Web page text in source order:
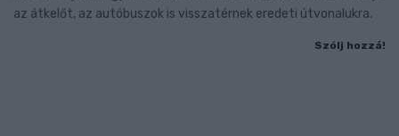
az átkelőt, az autóbuszok is visszatérnek eredeti útvonalukra.
Szólj hozzá!